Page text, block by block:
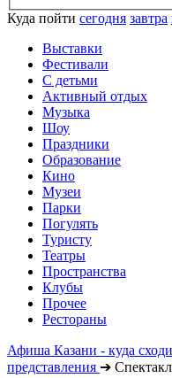
Куда пойти сегодня завтра
Выставки
Фестивали
С детьми
Активный отдых
Музыка
Шоу
Праздники
Образование
Кино
Музеи
Парки
Погулять
Туристу
Театры
Пространства
Клубы
Прочее
Рестораны
Афиша Казани - куда
представления ➔